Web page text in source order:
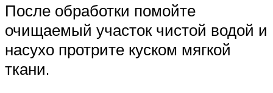
После обработки помойте
очищаемый участок чистой водой и
насухо протрите куском мягкой
ткани.